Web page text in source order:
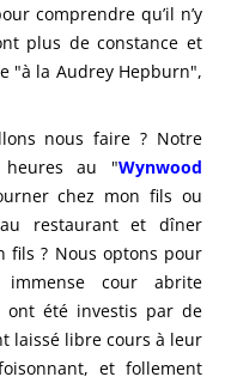
comprendre qu’il n’y
plus de constance et
"à la Audrey Hepburn",
nous faire ? Notre
heures au "Wynwood
chez mon fils ou
restaurant et dîner
fils ? Nous optons pour
cour abrite
ont été investis par de
laissé libre cours à leur
et follement